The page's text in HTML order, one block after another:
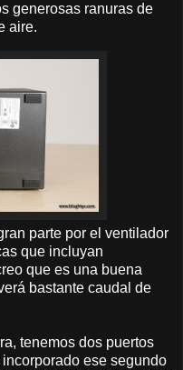
generosas ranuras de
aire.
parte por el ventilador
que incluyan
que es una buena
bastante caudal de
tenemos dos puertos
incorporado ese segundo